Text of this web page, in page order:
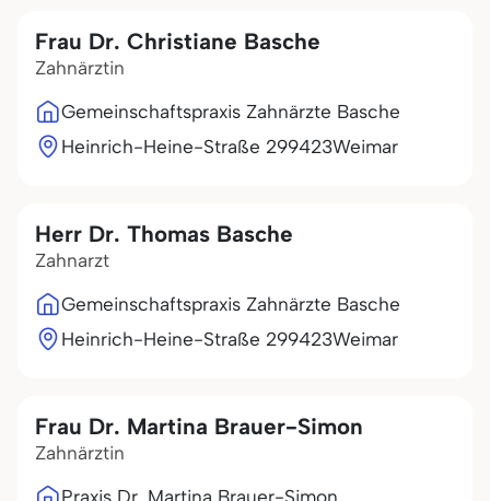
Frau Dr. Christiane Basche
Zahnärztin
Gemeinschaftspraxis Zahnärzte Basche
Heinrich-Heine-Straße 299423Weimar
Herr Dr. Thomas Basche
Zahnarzt
Gemeinschaftspraxis Zahnärzte Basche
Heinrich-Heine-Straße 299423Weimar
Frau Dr. Martina Brauer-Simon
Zahnärztin
Praxis Dr. Martina Brauer-Simon